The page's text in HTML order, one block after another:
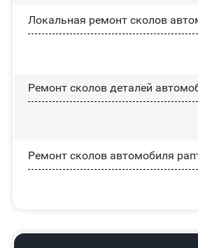
Локальная ремонт сколов
Ремонт сколов деталей
Ремонт сколов автомобиля